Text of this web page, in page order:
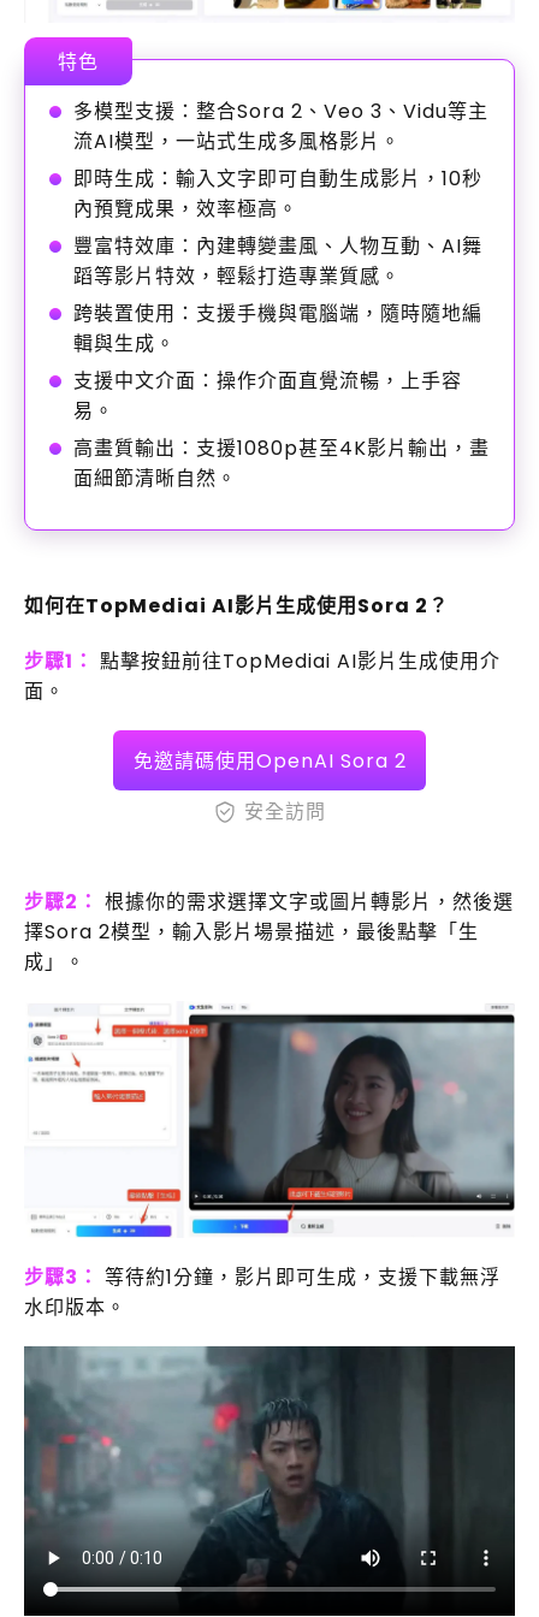
特色
多模型支援：整合Sora 2、Veo 3、Vidu等主
流AI模型，一站式生成多風格影片。
即時生成：輸入文字即可自動生成影片，10秒
內預覽成果，效率極高。
豐富特效庫：內建轉變畫風、人物互動、AI舞
蹈等影片特效，輕鬆打造專業質感。
跨裝置使用：支援手機與電腦端，隨時隨地編
輯與生成。
支援中文介面：操作介面直覺流暢，上手容
易。
高畫質輸出：支援1080p甚至4K影片輸出，畫
面細節清晰自然。
如何在TopMediai AI影片生成使用Sora 2？
步驟1： 點擊按鈕前往TopMediai AI影片生成使用介
面。
免邀請碼使用OpenAI Sora 2
安全訪問
步驟2： 根據你的需求選擇文字或圖片轉影片，然後選
擇Sora 2模型，輸入影片場景描述，最後點擊「生
成」。
步驟3： 等待約1分鐘，影片即可生成，支援下載無浮
水印版本。